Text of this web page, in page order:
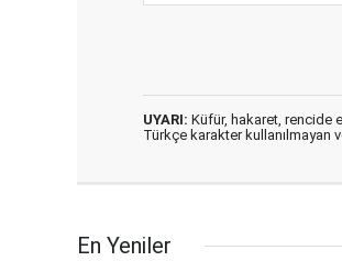
UYARI: Küfür, hakaret, rencide
Türkçe karakter kullanılmayan
En Yeniler